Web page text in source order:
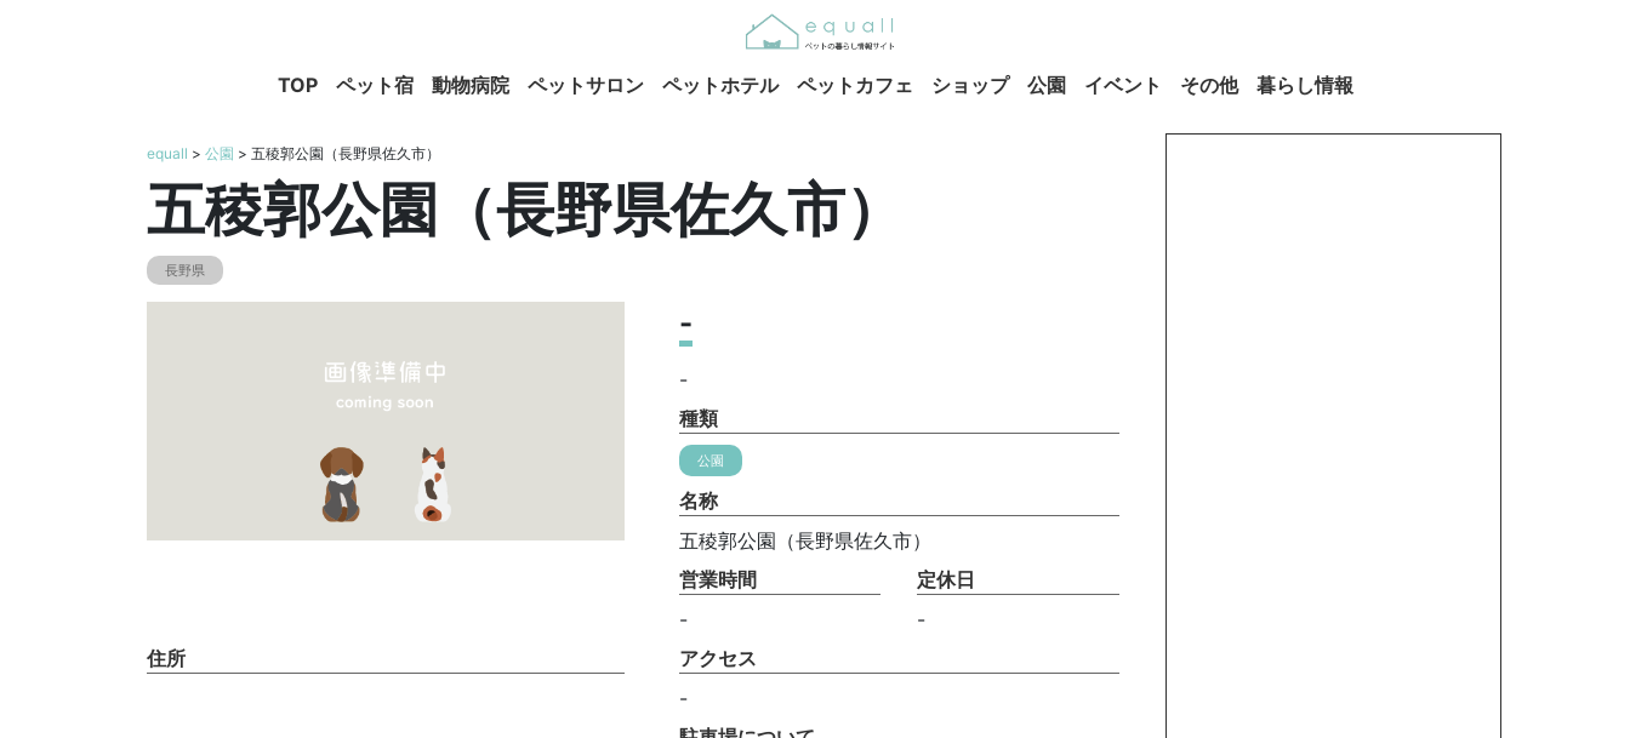
TOP ペット宿 動物病院 ペットサロン ペットホテル ペットカフェ ショップ 公園 イベント その他 暮らし情報
equall > 公園 > 五稜郭公園（長野県佐久市）
五稜郭公園（長野県佐久市）
長野県
-
-
種類
公園
名称
五稜郭公園（長野県佐久市）
営業時間
-
定休日
-
住所
アクセス
-